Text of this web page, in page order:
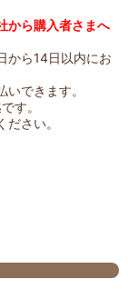
から購入者さまへ
から14日以内にお
できます。
す。
さい。